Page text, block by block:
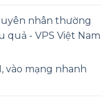
nhân thường
quả - VPS Việt Nam
vào mạng nhanh